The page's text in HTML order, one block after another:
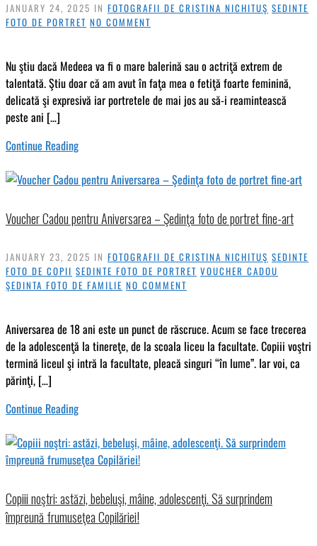
JANUARY 24, 2025 IN FOTOGRAFII DE CRISTINA NICHITUŞ SEDINTE
FOTO DE PORTRET NO COMMENT
Nu ştiu dacă Medeea va fi o mare balerină sau o actriţă extrem de
talentată. Ştiu doar că am avut în faţa mea o fetiţă foarte feminină,
delicată şi expresivă iar portretele de mai jos au să-i reamintească
peste ani […]
Continue Reading
Voucher Cadou pentru Aniversarea – Şedinţa foto de portret fine-art
JANUARY 23, 2025 IN FOTOGRAFII DE CRISTINA NICHITUŞ SEDINTE
FOTO DE COPII SEDINTE FOTO DE PORTRET VOUCHER CADOU
ŞEDINTA FOTO DE FAMILIE NO COMMENT
Aniversarea de 18 ani este un punct de răscruce. Acum se face trecerea
de la adolescenţă la tinereţe, de la scoala liceu la facultate. Copiii voştri
termină liceul şi intră la facultate, pleacă singuri “în lume”. Iar voi, ca
părinţi, […]
Continue Reading
Copiii noştri: astăzi, bebeluşi, mâine, adolescenţi. Să surprindem
împreună frumuseţea Copilăriei!